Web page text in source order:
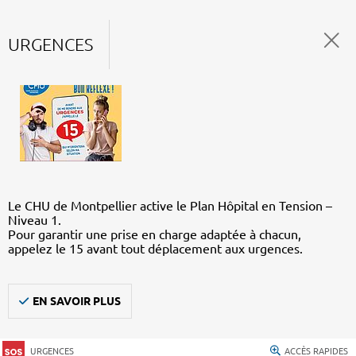
URGENCES
Le CHU de Montpellier active le Plan Hôpital en Tension –
Niveau 1.
Pour garantir une prise en charge adaptée à chacun,
appelez le 15 avant tout déplacement aux urgences.
EN SAVOIR PLUS
URGENCES ACCÈS RAPIDES